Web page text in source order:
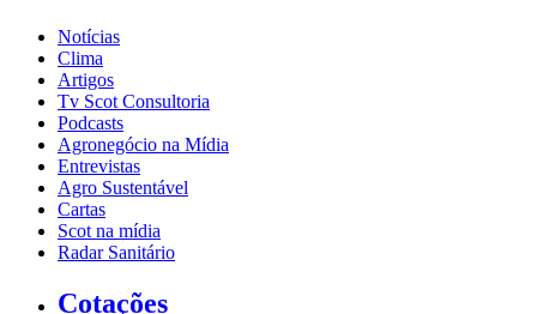
Notícias
Clima
Artigos
Tv Scot Consultoria
Podcasts
Agronegócio na Mídia
Entrevistas
Agro Sustentável
Cartas
Scot na mídia
Radar Sanitário
Cotações